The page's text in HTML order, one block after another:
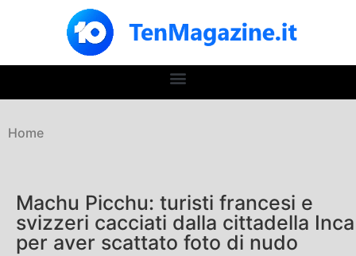
Home
Machu Picchu: turisti francesi e
svizzeri cacciati dalla cittadella Inca
per aver scattato foto di nudo